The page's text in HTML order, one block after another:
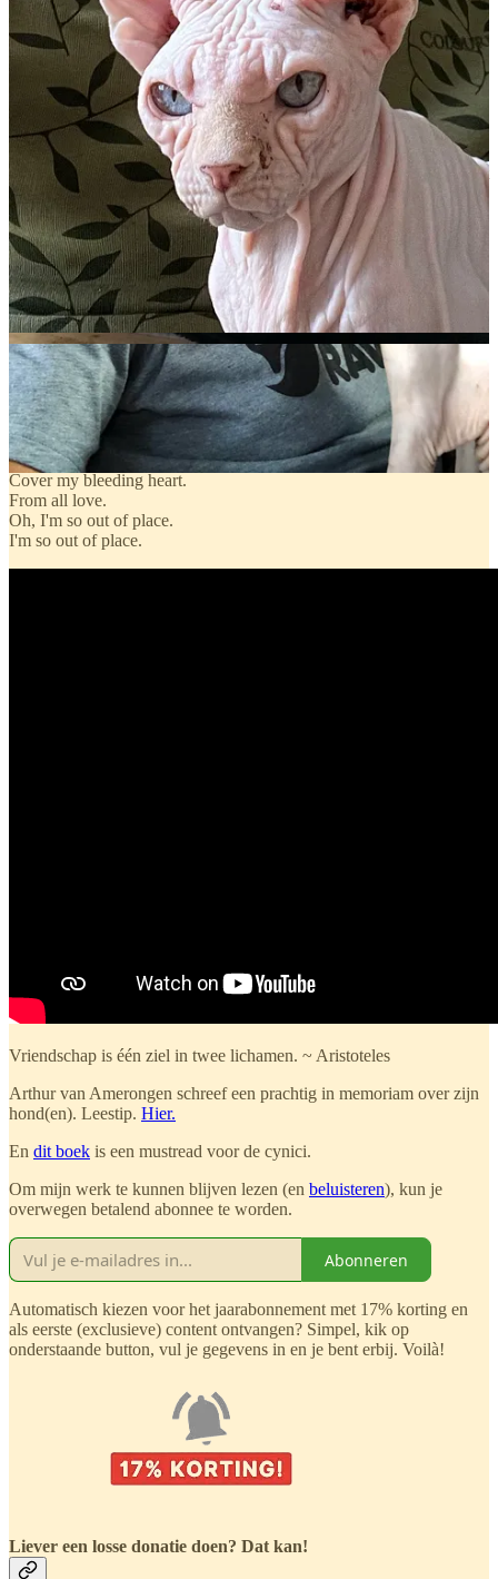
gerust ben ik er niet op.
In het Hawaïaans hebben ze een woord voor de mens en zijn
dierenvriend:
kahu. Het woord heeft diverse betekenissen, maar
specifiek waar het om huisdieren gaat, betekent het vrij vertaald
metgezel, kameraad, beschermer of geëerde verzorger. Het wordt
gebruikt om te verwijzen naar iemand die een huisdier heeft, in
plaats van de term baas of eigenaar te gebruiken. Kahu heeft een
diepe spirituele betekenis, omdat het impliceert dat de persoon en het
dier op spiritueel niveau met elkaar verbonden zijn.
Abel was mijn kahu, en ik de zijne.
Mijn lieveangel face
God, wat mis ik je…
Gedeelde smart is nog steeds smart.
Share
Does it ever get better than the good stuff?
When it's all love.
Baby, you got away, a million miles away.
Cover my bleeding heart.
From all love.
Oh, I'm so out of place.
I'm so out of place.
Vriendschap is één ziel in twee lichamen. ~ Aristoteles
Arthur van Amerongen schreef een prachtig in memoriam over zijn
hond(en). Leestip. Hier.
En dit boek is een mustread voor de cynici.
Om mijn werk te kunnen blijven lezen (en beluisteren), kun je
overwegen betalend abonnee te worden.
Abonneren
Automatisch kiezen voor het jaarabonnement met 17% korting en
als eerste (exclusieve) content ontvangen? Simpel, kik op
onderstaande button, vul je gegevens in en je bent erbij. Voilà!
Liever een losse donatie doen? Dat kan!